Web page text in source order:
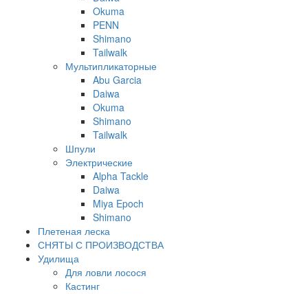
Okuma
PENN
Shimano
Tailwalk
Мультипликаторные
Abu Garcia
Daiwa
Okuma
Shimano
Tailwalk
Шпули
Электрические
Alpha Tackle
Daiwa
Miya Epoch
Shimano
Плетеная леска
СНЯТЫ С ПРОИЗВОДСТВА
Удилища
Для ловли лосося
Кастинг